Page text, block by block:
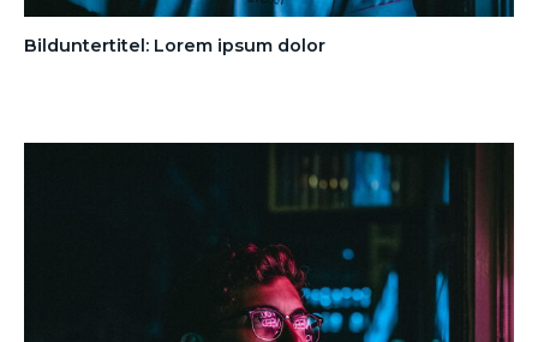
Bilduntertitel: Lorem ipsum dolor